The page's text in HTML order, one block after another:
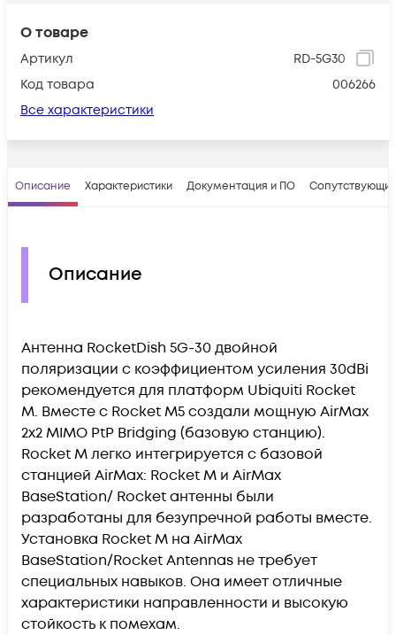
О товаре
Артикул
RD-5G30
Код товара
006266
Все характеристики
Описание Характеристики Документация и ПО
Описание
Антенна RocketDish 5G-30 двойной
поляризации с коэффициентом усиления 30dBi
рекомендуется для платформ Ubiquiti Rocket
M. Вместе с Rocket M5 создали мощную AirMax
2x2 MIMO PtP Bridging (базовую станцию).
Rocket M легко интегрируется с базовой
станцией AirMax: Rocket M и AirMax
BaseStation/ Rocket антенны были
разработаны для безупречной работы вместе.
Установка Rocket M на AirMax
BaseStation/Rocket Antennas не требует
специальных навыков. Она имеет отличные
характеристики направленности и высокую
стойкость к помехам.